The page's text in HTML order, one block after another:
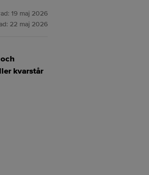
19 maj 2026
22 maj 2026
kvarstår